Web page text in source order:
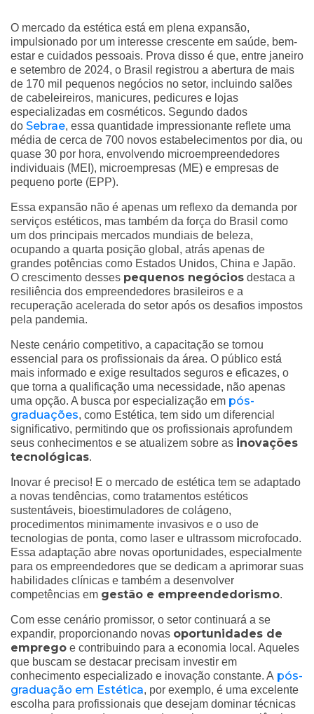
O mercado da estética está em plena expansão,
impulsionado por um interesse crescente em saúde, bem-
estar e cuidados pessoais. Prova disso é que, entre janeiro
e setembro de 2024, o Brasil registrou a abertura de mais
de 170 mil pequenos negócios no setor, incluindo salões
de cabeleireiros, manicures, pedicures e lojas
especializadas em cosméticos. Segundo dados
do Sebrae, essa quantidade impressionante reflete uma
média de cerca de 700 novos estabelecimentos por dia, ou
quase 30 por hora, envolvendo microempreendedores
individuais (MEI), microempresas (ME) e empresas de
pequeno porte (EPP).
Essa expansão não é apenas um reflexo da demanda por
serviços estéticos, mas também da força do Brasil como
um dos principais mercados mundiais de beleza,
ocupando a quarta posição global, atrás apenas de
grandes potências como Estados Unidos, China e Japão.
O crescimento desses pequenos negócios destaca a
resiliência dos empreendedores brasileiros e a
recuperação acelerada do setor após os desafios impostos
pela pandemia.
Neste cenário competitivo, a capacitação se tornou
essencial para os profissionais da área. O público está
mais informado e exige resultados seguros e eficazes, o
que torna a qualificação uma necessidade, não apenas
uma opção. A busca por especialização em pós-
graduações, como Estética, tem sido um diferencial
significativo, permitindo que os profissionais aprofundem
seus conhecimentos e se atualizem sobre as inovações
tecnológicas.
Inovar é preciso! E o mercado de estética tem se adaptado
a novas tendências, como tratamentos estéticos
sustentáveis, bioestimuladores de colágeno,
procedimentos minimamente invasivos e o uso de
tecnologias de ponta, como laser e ultrassom microfocado.
Essa adaptação abre novas oportunidades, especialmente
para os empreendedores que se dedicam a aprimorar suas
habilidades clínicas e também a desenvolver
competências em gestão e empreendedorismo.
Com esse cenário promissor, o setor continuará a se
expandir, proporcionando novas oportunidades de
emprego e contribuindo para a economia local. Aqueles
que buscam se destacar precisam investir em
conhecimento especializado e inovação constante. A pós-
graduação em Estética, por exemplo, é uma excelente
escolha para profissionais que desejam dominar técnicas